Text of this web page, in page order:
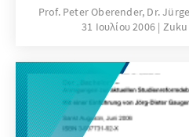
gesundheitliche
die Innovationsfähigkeit
wirtschaftliche
Prof. Peter Oberender, Dr.
31 Ιουλίου 2006